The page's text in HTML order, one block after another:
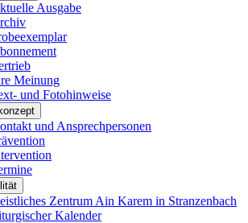
Ausgabe
Meinung
und Fotohinweise
und Ansprechpersonen
Zentrum Ain Karem in Stranzenbach
Kalender